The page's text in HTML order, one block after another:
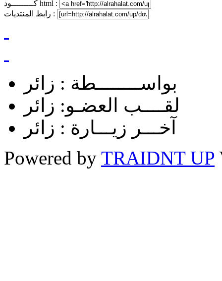
كـــــــــود html :
رابط المنتديات :
بواســــــــطة : زائر
لقــــب العضـو: زائر
آخـــر زيـــارة : زائر
Powered by TRAIDNT UP